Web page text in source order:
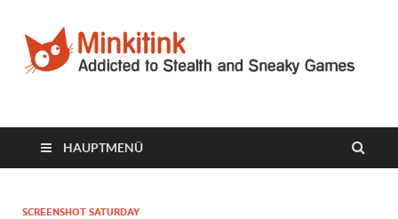
Minkitink
HAUPTMENÜ
SCREENSHOT SATURDAY